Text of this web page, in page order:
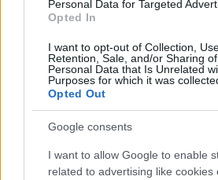
Personal Data for Targeted
Opted In
I want to opt-out of Collection,
Retention, Sale, and/or Sharing
Personal Data that Is Unrelated
Purposes for which it was
Opted Out
Google consents
I want to allow Google to enable
related to advertising like cookies
„NEM TÖBB EZER EMBERRE
Kommentek: